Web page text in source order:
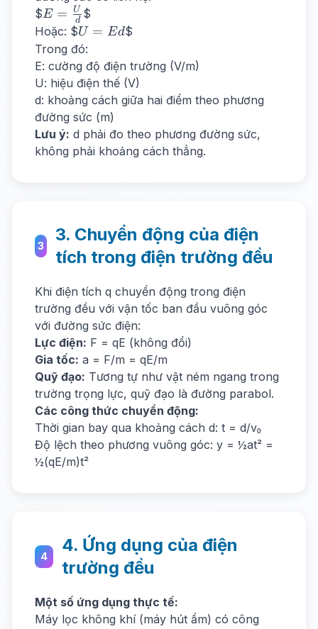
$E =
\frac{U}
{d}
E = d
U $
Hoặc: $U
=
Ed
U = Ed$
Trong đó:
E: cường độ điện trường (V/m)
U: hiệu điện thế (V)
d: khoảng cách giữa hai điểm theo phương
đường sức (m)
Lưu ý: d phải đo theo phương đường sức,
không phải khoảng cách thẳng.
3
3. Chuyển động của điện
tích trong điện trường đều
Khi điện tích q chuyển động trong điện
trường đều với vận tốc ban đầu vuông góc
với đường sức điện:
Lực điện: F = qE (không đổi)
Gia tốc: a = F/m = qE/m
Quỹ đạo: Tương tự như vật ném ngang trong
trường trọng lực, quỹ đạo là đường parabol.
Các công thức chuyển động:
Thời gian bay qua khoảng cách d: t = d/v₀
Độ lệch theo phương vuông góc: y = ½at² =
½(qE/m)t²
4
4. Ứng dụng của điện
trường đều
Một số ứng dụng thực tế:
Máy lọc không khí (máy hút ẩm) có công